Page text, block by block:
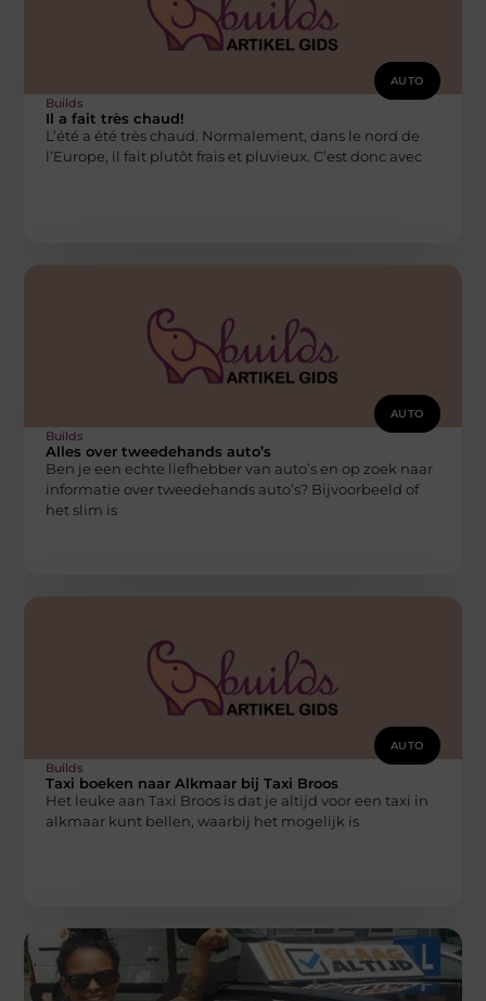
AUTO
Builds
Il a fait très chaud!
L’été a été très chaud. Normalement, dans le nord de
l’Europe, il fait plutôt frais et pluvieux. C’est donc avec
AUTO
Builds
Alles over tweedehands auto’s
Ben je een echte liefhebber van auto’s en op zoek naar
informatie over tweedehands auto’s? Bijvoorbeeld of
het slim is
AUTO
Builds
Taxi boeken naar Alkmaar bij Taxi Broos
Het leuke aan Taxi Broos is dat je altijd voor een taxi in
alkmaar kunt bellen, waarbij het mogelijk is